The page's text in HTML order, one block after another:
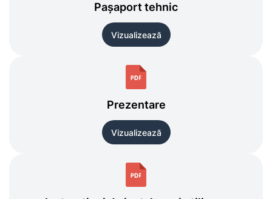
Pașaport tehnic
Vizualizează
Prezentare
Vizualizează